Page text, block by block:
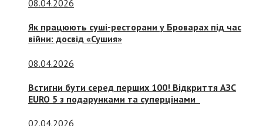
08.04.2026
Як працюють суші-ресторани у Броварах під час
війни: досвід «Сушия»
08.04.2026
Встигни бути серед перших 100! Відкриття АЗС
EURO 5 з подарунками та суперцінами
02.04.2026